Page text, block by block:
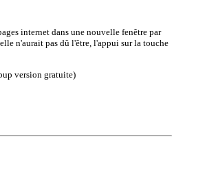
internet dans une nouvelle fenêtre par
n'aurait pas dû l'être, l'appui sur la touche
version gratuite)